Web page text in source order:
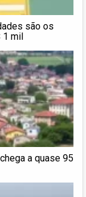
são os
1 mil
a quase 95